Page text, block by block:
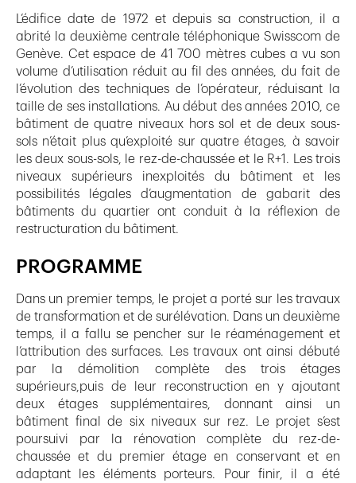
L’édifice date de 1972 et depuis sa construction, il a
abrité la deuxième centrale téléphonique Swisscom de
Genève. Cet espace de 41 700 mètres cubes a vu son
volume d’utilisation réduit au fil des années, du fait de
l’évolution des techniques de l’opérateur, réduisant la
taille de ses installations. Au début des années 2010, ce
bâtiment de quatre niveaux hors sol et de deux sous-
sols n’était plus qu’exploité sur quatre étages, à savoir
les deux sous-sols, le rez-de-chaussée et le R+1. Les trois
niveaux supérieurs inexploités du bâtiment et les
possibilités légales d’augmentation de gabarit des
bâtiments du quartier ont conduit à la réflexion de
restructuration du bâtiment.
PROGRAMME
Dans un premier temps, le projet a porté sur les travaux
de transformation et de surélévation. Dans un deuxième
temps, il a fallu se pencher sur le réaménagement et
l’attribution des surfaces. Les travaux ont ainsi débuté
par la démolition complète des trois étages
supérieurs,puis de leur reconstruction en y ajoutant
deux étages supplémentaires, donnant ainsi un
bâtiment final de six niveaux sur rez. Le projet s’est
poursuivi par la rénovation complète du rez-de-
chaussée et du premier étage en conservant et en
adaptant les éléments porteurs. Pour finir, il a été